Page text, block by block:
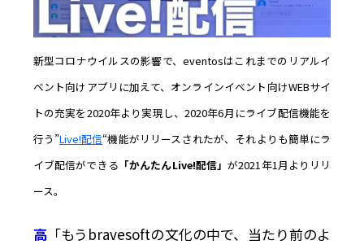
新型コロナウイルスの影響で、eventosはこれまでのリアルイ
ベント向けアプリに加えて、オンラインイベント向けWEBサイ
トの充実を2020年より実現し、2020年6月にライブ配信機能を
行う”Live!配信“機能がリリースされたが、それよりも簡単にラ
イブ配信ができる 「かんたんLive!配信」が2021年1月よりリリ
ース。
高 「もうbravesoftの文化の中で、当たり前のよ